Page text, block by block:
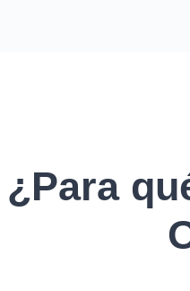
¿Para